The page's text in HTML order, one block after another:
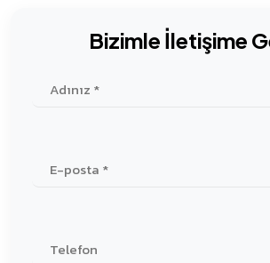
Bizimle İletişime